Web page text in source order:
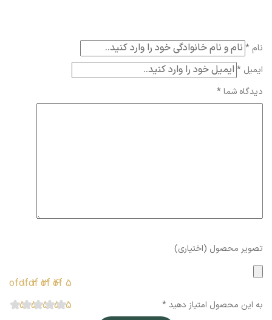
نام *
ایمیل *
دیدگاه شما*
تصویر محصول (اختیاری)
به این محصول امتیاز دهید*
1 of
5
2 of
5
3 of
5
4 of
5
5 of
5